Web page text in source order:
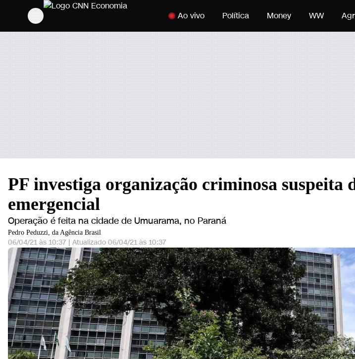
Pular para o conteúdo
Ao vivo Política Money WW
PF investiga organização criminosa suspeita
emergencial
Operação é feita na cidade de Umuarama, no Paraná
Pedro Peduzzi, da Agência Brasil
06/04/21 às 10:37 | Atualizado 06/04/21 às 10:37